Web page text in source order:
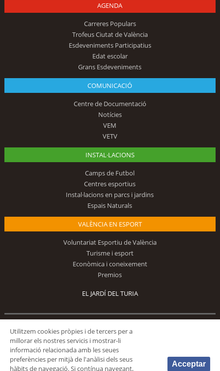
AGENDA
Carreres Populars
Trofeus Ciutat de València
Esdeveniments Participatius
Edat escolar
Grans Esdeveniments
COMUNICACIÓ
Centre de Documentació
Notícies
VEM
VETV
INSTAL·LACIONS
Camps de Futbol
Centres esportius
Instal·lacions en parcs i jardins
Espais Naturals
VALÈNCIA EN ESPORT
Voluntariat Esportiu de València
Turisme i esport
Econòmica i coneixement
Premios
EL JARDÍ DEL TURIA
Utilitzem cookies pròpies i de tercers per a
millorar els nostres servicis i mostrar-li
informació relacionada amb les seues
preferències per mitjà de l'anàlisi dels seus
hàbits de navegació. Si contínua navegant,
Acceptar